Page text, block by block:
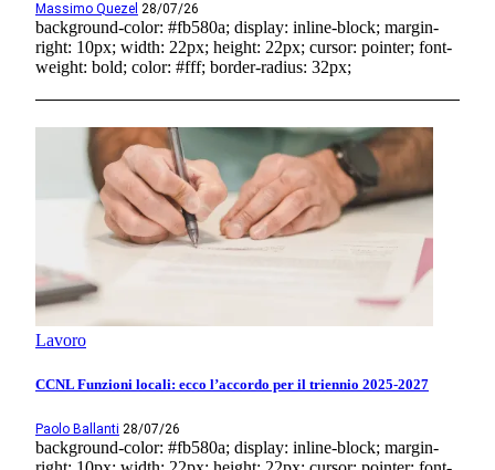
Massimo Quezel 28/07/26
background-color: #fb580a; display: inline-block; margin-
right: 10px; width: 22px; height: 22px; cursor: pointer; font-
weight: bold; color: #fff; border-radius: 32px;
Lavoro
CCNL Funzioni locali: ecco l’accordo per il triennio 2025-2027
Paolo Ballanti 28/07/26
background-color: #fb580a; display: inline-block; margin-